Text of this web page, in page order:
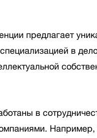
предлагает
в
в